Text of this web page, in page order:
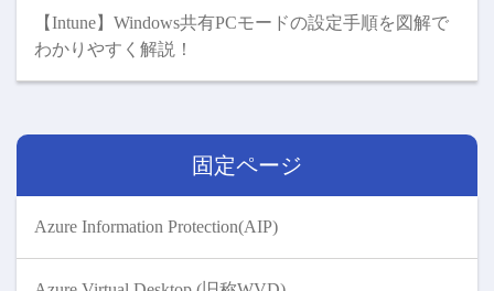
【Intune】Windows共有PCモードの設定手順を図解で
わかりやすく解説！
固定ページ
Azure Information Protection(AIP)